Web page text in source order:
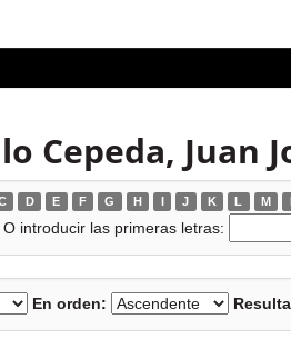
Cepeda, Juan
D E F G H I J K L M
O introducir las primeras letras:
En orden: